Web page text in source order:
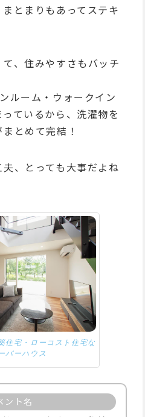
とまりもあってステキ
、住みやすさもバッチ
ルーム・ウォークイン
ているから、洗濯物を
とめて完結！
、とっても大事だよね
住宅・ローコスト住宅な
バーハウス
ント名